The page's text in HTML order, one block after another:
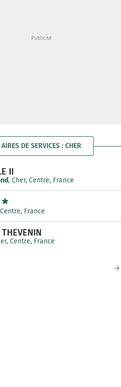
AIRES DE SERVICES : CHER
II
, Cher, Centre, France
France
Centre, France